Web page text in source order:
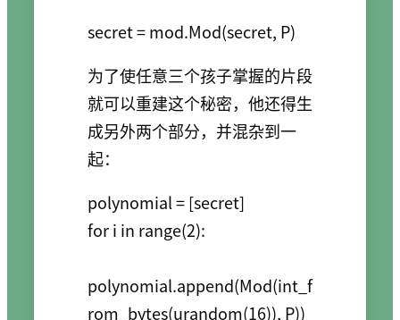
为了使任意三个孩子掌握的片段
就可以重建这个秘密，他还得生
成另外两个部分，并混杂到一
起：
polynomial = [secret]
for i in range(2):
polynomial.append(Mod(int_f
rom_bytes(urandom(16)), P))